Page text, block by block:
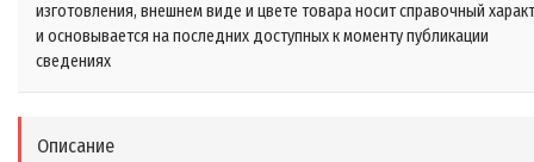
изготовления, внешнем виде и цвете товара носит справочный
и основывается на последних доступных к моменту публикации
сведениях
Описание